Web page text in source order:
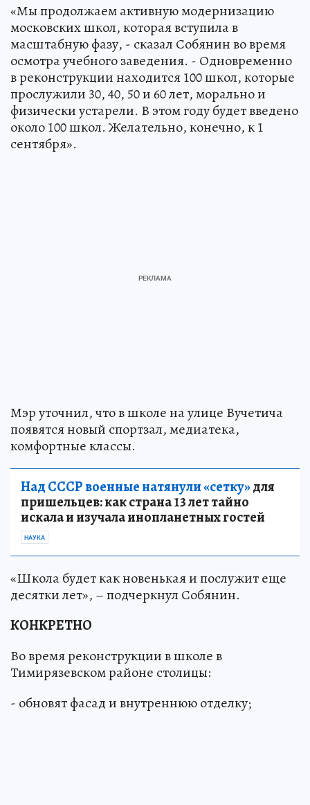
«Мы продолжаем активную модернизацию
московских школ, которая вступила в
масштабную фазу, - сказал Собянин во время
осмотра учебного заведения. - Одновременно
в реконструкции находится 100 школ, которые
прослужили 30, 40, 50 и 60 лет, морально и
физически устарели. В этом году будет введено
около 100 школ. Желательно, конечно, к 1
сентября».
Мэр уточнил, что в школе на улице Вучетича
появятся новый спортзал, медиатека,
комфортные классы.
Над СССР военные натянули «сетку»для
пришельцев: как страна 13 лет тайно
искала и изучала инопланетных гостей
НАУКА
«Школа будет как новенькая и послужит еще
десятки лет», – подчеркнул Собянин.
КОНКРЕТНО
Во время реконструкции в школе в
Тимирязевском районе столицы:
- обновят фасад и внутреннюю отделку;